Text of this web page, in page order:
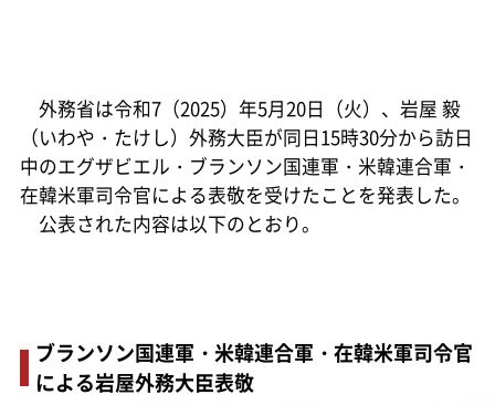
外務省は令和7（2025）年5月20日（火）、岩屋 毅
（いわや・たけし）外務大臣が同日15時30分から訪日
中のエグザビエル・ブランソン国連軍・米韓連合軍・
在韓米軍司令官による表敬を受けたことを発表した。
公表された内容は以下のとおり。
ブランソン国連軍・米韓連合軍・在韓米軍司令官
による岩屋外務大臣表敬